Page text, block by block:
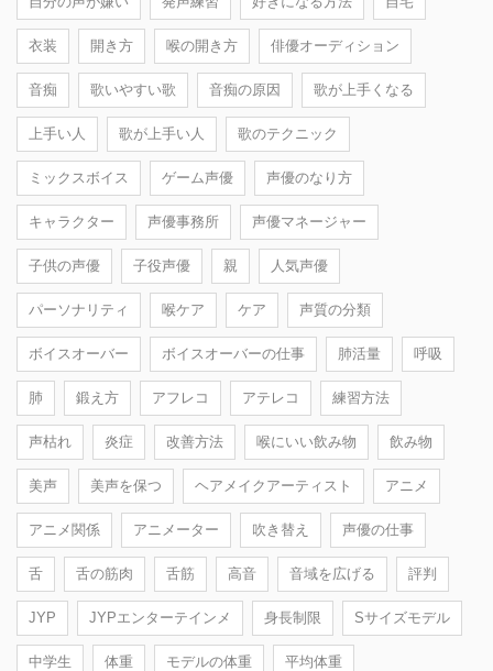
衣装 開き方 喉の開き方 俳優オーディション
音痴 歌いやすい歌 音痴の原因 歌が上手くなる
上手い人 歌が上手い人 歌のテクニック
ミックスボイス ゲーム声優 声優のなり方
キャラクター 声優事務所 声優マネージャー
子供の声優 子役声優 親 人気声優
パーソナリティ 喉ケア ケア 声質の分類
ボイスオーバー ボイスオーバーの仕事 肺活量 呼吸
肺 鍛え方 アフレコ アテレコ 練習方法
声枯れ 炎症 改善方法 喉にいい飲み物 飲み物
美声 美声を保つ ヘアメイクアーティスト アニメ
アニメ関係 アニメーター 吹き替え 声優の仕事
舌 舌の筋肉 舌筋 高音 音域を広げる 評判
JYP JYPエンターテインメ 身長制限 Sサイズモデル
中学生 体重 モデルの体重 平均体重